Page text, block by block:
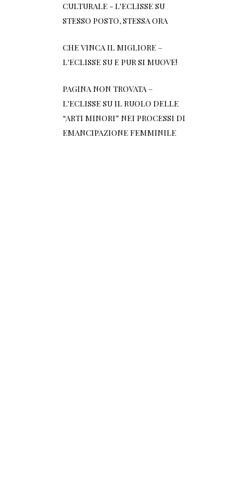
CULTURALE - L'ECLISSESU
STESSO POSTO, STESSA ORA
CHE VINCA IL MIGLIORE –
L'ECLISSESU E PUR SI MUOVE!
PAGINA NON TROVATA –
L'ECLISSESU IL RUOLO DELLE
“ARTI MINORI” NEI PROCESSI DI
EMANCIPAZIONE FEMMINILE